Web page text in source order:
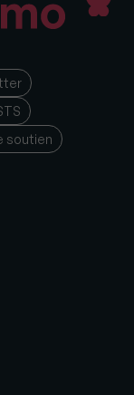
soutien